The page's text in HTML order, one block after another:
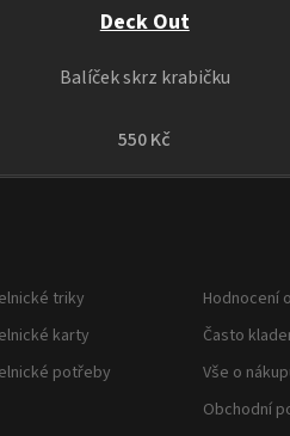
Deck Out
550 Kč
Balíček skrz krabičku
triky
karty
potřeby
Hodnocení
Často
Vše o
Obchodní